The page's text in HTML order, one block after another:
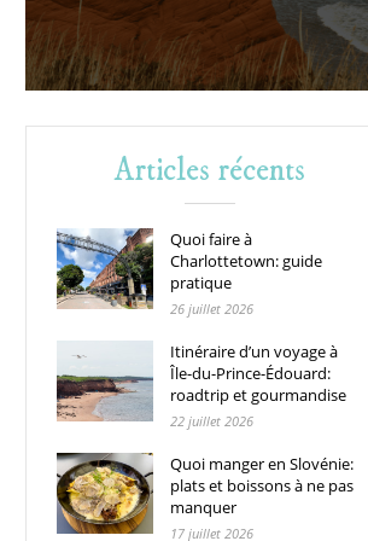
Articles récents
Quoi faire à
Charlottetown: guide
pratique
26 juillet 2026
Itinéraire d’un voyage à
Île-du-Prince-Édouard:
roadtrip et gourmandise
22 juillet 2026
Quoi manger en Slovénie:
plats et boissons à ne pas
manquer
17 juillet 2026